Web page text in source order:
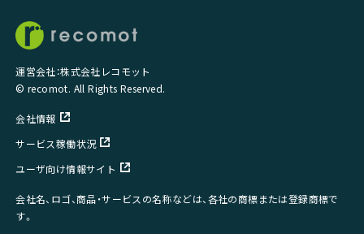
運営会社：株式会社レコモット
© recomot. All Rights Reserved.
会社情報
サービス稼働状況
ユーザ向け情報サイト
会社名、ロゴ、商品・サービスの名称などは、各社の商標または登録商標で
す。